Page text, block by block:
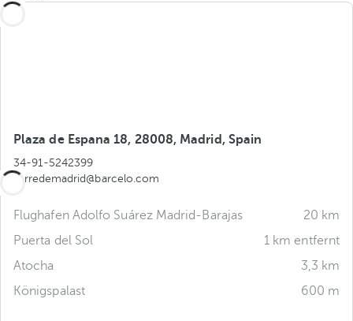
Plaza de Espana 18, 28008, Madrid, Spain
34-91-5242399
torredemadrid@barcelo.com
Flughafen Adolfo Suárez Madrid-Barajas
20 km
Puerta del Sol
1 km entfernt
Atocha
3,3 km
Königspalast
600 m